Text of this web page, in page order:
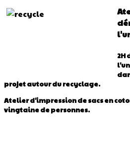
2H
projet autour du recyclage.
Atelier d'impression de sacs en
vingtaine de personnes.